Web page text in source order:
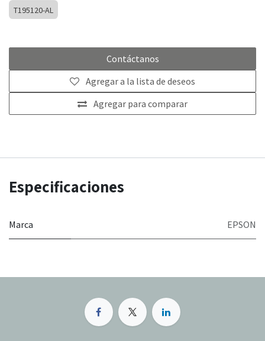
T195120-AL
Contáctanos
Agregar para comparar
Agregar a la lista de deseos
Especificaciones
Marca EPSON